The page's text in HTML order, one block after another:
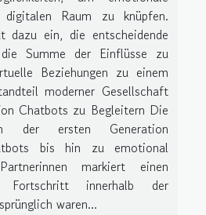
digitalen Raum zu knüpfen.
dazu ein, die entscheidende
Summe der Einflüsse zu
Beziehungen zu einem
moderner Gesellschaft
Chatbots zu Begleitern Die
der ersten Generation
bis hin zu emotional
markiert einen
Fortschritt innerhalb der
waren...